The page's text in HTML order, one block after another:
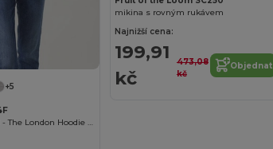
+5
Radsow Apparel - The London Hoodie Women
mikina s rovným rukávem
Najnižší cena:
199,91
kč
473,08
kč
Objednat